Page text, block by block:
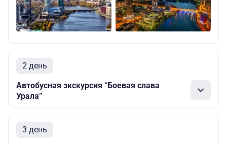
2 день
Автобусная экскурсия “Боевая слава
Урала”
3 день